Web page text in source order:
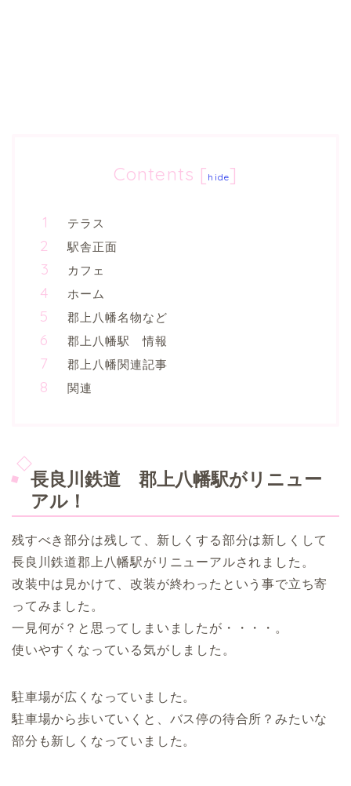
Contents [ hide]
テラス
駅舎正面
カフェ
ホーム
郡上八幡名物など
郡上八幡駅 情報
郡上八幡関連記事
関連
長良川鉄道 郡上八幡駅がリニュー
アル！
残すべき部分は残して、新しくする部分は新しくして
長良川鉄道郡上八幡駅がリニューアルされました。
改装中は見かけて、改装が終わったという事で立ち寄
ってみました。
一見何が？と思ってしまいましたが・・・・。
使いやすくなっている気がしました。
駐車場が広くなっていました。
駐車場から歩いていくと、バス停の待合所？みたいな
部分も新しくなっていました。